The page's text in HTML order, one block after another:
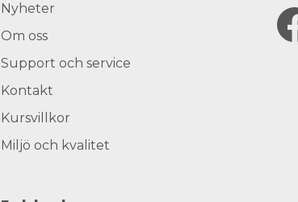
Nyheter
Om oss
Support och service
Kontakt
Kursvillkor
Miljö och kvalitet